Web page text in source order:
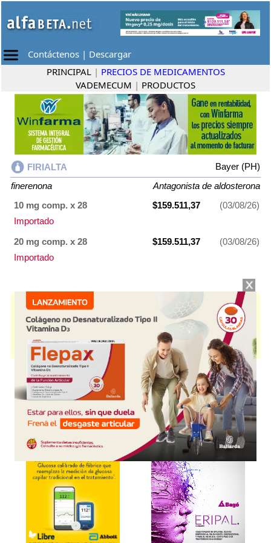
Contáctenos | Descargar
PRINCIPAL | PRECIOS DE MEDICAMENTOS
VADEMECUM | PRODUCTOS
FIRIALTA
Bayer (PH)
finerenona
Antagonista de aldosterona
10 mg comp. x 28
$159.511,37
(03/08/26)
Importado
20 mg comp. x 28
$159.511,37
(03/08/26)
Importado
FIRIALTAcontienefinerenona
Antagonista de
aldosterona
. Es producido por Bayer (PH)y cuenta con 2
presentaciones disponibles.
Producto importado.
Explorar más
Otros productos confinerenona
Otros productos de
Bayer (PH)